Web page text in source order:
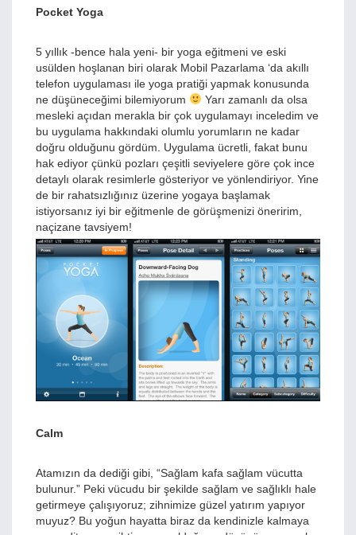
Pocket Yoga
5 yıllık -bence hala yeni- bir yoga eğitmeni ve eski
usülden hoşlanan biri olarak Mobil Pazarlama ‘da akıllı
telefon uygulaması ile yoga pratiği yapmak konusunda
ne düşüneceğimi bilemiyorum
Yarı zamanlı da olsa
mesleki açıdan merakla bir çok uygulamayı inceledim ve
bu uygulama hakkındaki olumlu yorumların ne kadar
doğru olduğunu gördüm. Uygulama ücretli, fakat bunu
hak ediyor çünkü pozları çeşitli seviyelere göre çok ince
detaylı olarak resimlerle gösteriyor ve yönlendiriyor. Yine
de bir rahatsızlığınız üzerine yogaya başlamak
istiyorsanız iyi bir eğitmenle de görüşmenizi öneririm,
naçizane tavsiyem!
Calm
Atamızın da dediği gibi, “Sağlam kafa sağlam vücutta
bulunur.” Peki vücudu bir şekilde sağlam ve sağlıklı hale
getirmeye çalışıyoruz; zihnimize güzel yatırım yapıyor
muyuz? Bu yoğun hayatta biraz da kendinizle kalmaya